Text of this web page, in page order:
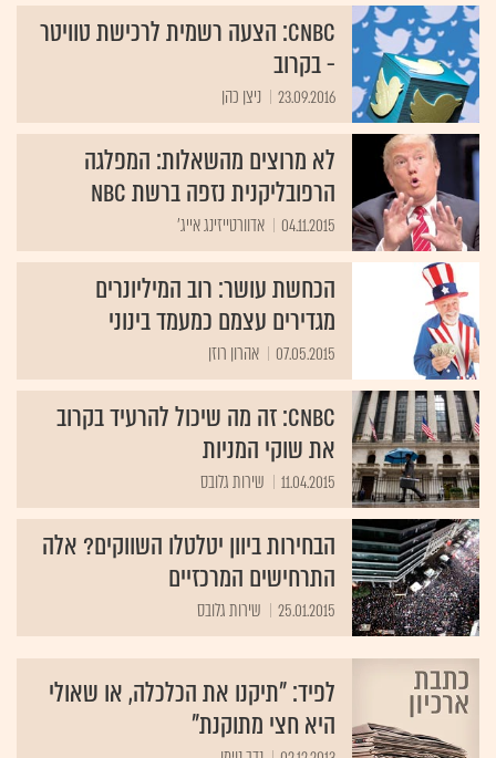
CNBC: הצעה רשמית לרכישת טוויטר
- בקרוב
23.09.2016 ניצן כהן
לא מרוצים מהשאלות: המפלגה
הרפובליקנית נזפה ברשת NBC
04.11.2015 אדוורטייזינג אייג'
הכחשת עושר: רוב המיליונרים
מגדירים עצמם כמעמד בינוני
07.05.2015 אהרון רוזן
CNBC: זה מה שיכול להרעיד בקרוב
את שוקי המניות
11.04.2015 שירות גלובס
הבחירות ביוון יטלטלו השווקים? אלה
התרחישים המרכזיים
25.01.2015 שירות גלובס
היא חצי מתוקנת"
02.12.2013 נדב נוימן